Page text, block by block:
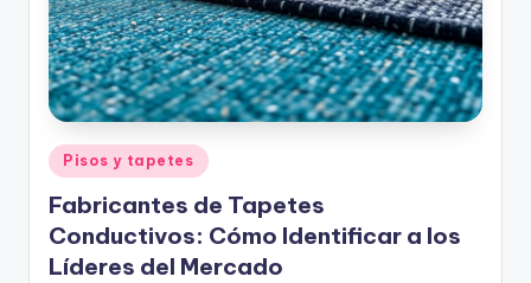
Publicado
en
Pisos y tapetes
Fabricantes de Tapetes
Conductivos: Cómo Identificar a los
Líderes del Mercado